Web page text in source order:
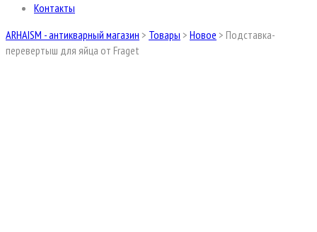
Контакты
ARHAISM - антикварный магазин > Товары > Новое > Подставка-
перевертыш для яйца от Fraget